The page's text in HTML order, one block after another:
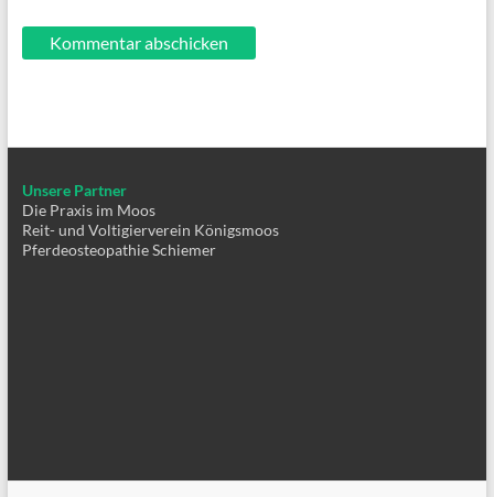
Unsere Partner
Die Praxis im Moos
Reit- und Voltigierverein Königsmoos
Pferdeosteopathie Schiemer